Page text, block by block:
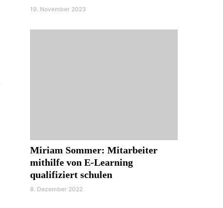
19. November 2023
Miriam Sommer: Mitarbeiter
mithilfe von E-Learning
qualifiziert schulen
8. Dezember 2022